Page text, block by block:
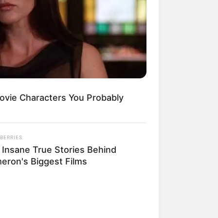
Characters You Probably
True Stories Behind
Biggest Films